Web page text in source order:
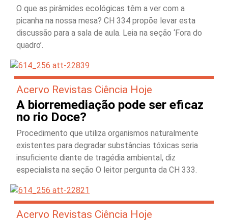
O que as pirâmides ecológicas têm a ver com a
picanha na nossa mesa? CH 334 propõe levar esta
discussão para a sala de aula. Leia na seção ‘Fora do
quadro’.
Acervo Revistas Ciência Hoje
A biorremediação pode ser eficaz
no rio Doce?
Procedimento que utiliza organismos naturalmente
existentes para degradar substâncias tóxicas seria
insuficiente diante de tragédia ambiental, diz
especialista na seção O leitor pergunta da CH 333.
Acervo Revistas Ciência Hoje